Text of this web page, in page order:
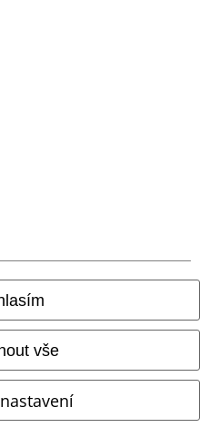
vše
a využijte všechny nové
výhody!
Company